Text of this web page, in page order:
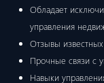
Обладает
управления
Отзывы
Прочные связи с
Навыки